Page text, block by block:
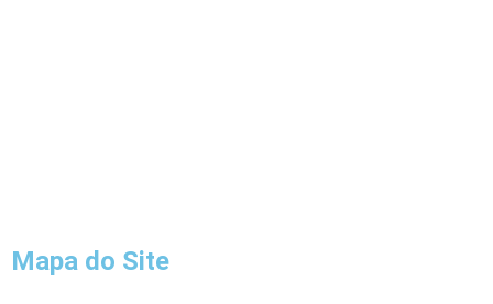
Mapa do Site